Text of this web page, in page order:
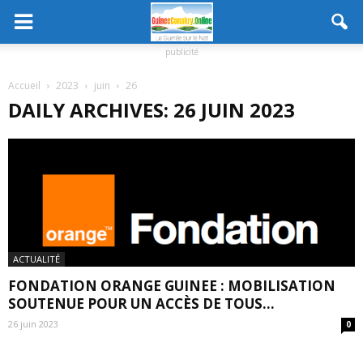
publicité
Accueil 2023 juin 26
DAILY ARCHIVES: 26 JUIN 2023
ACTUALITÉ
FONDATION ORANGE GUINEE : MOBILISATION
SOUTENUE POUR UN ACCÈS DE TOUS...
26 juin 2023 0